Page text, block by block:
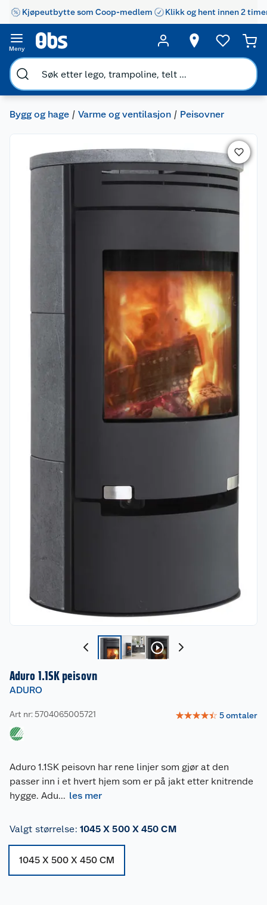
Kjøpeutbytte som Coop-medlem Klikk og hent innen 2
Meny
Bygg og hage Varme og ventilasjon Peisovner
Aduro 1.1SK peisovn
ADURO
Art nr: 5704065005721 ☆☆☆☆☆ 5omtaler
Aduro 1.1SK peisovn har rene linjer som gjør at den
passer inn i et hvert hjem som er på jakt etter knitrende
hygge. Adu... les mer
Valgt størrelse: 1045 X 500 X 450 CM
1045 X 500 X 450 CM